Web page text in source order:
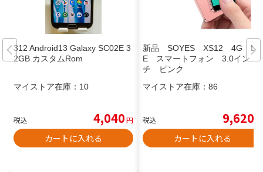
312 Android13 Galaxy SC02E 3
2GB カスタムRom
マイストア在庫： 10
税込 4,040円
カートに入れる
新品 SOYES XS12 4G LT
E スマートフォン 3.0イン
チ ピンク
マイストア在庫： 86
税込 9,620
カートに入れる